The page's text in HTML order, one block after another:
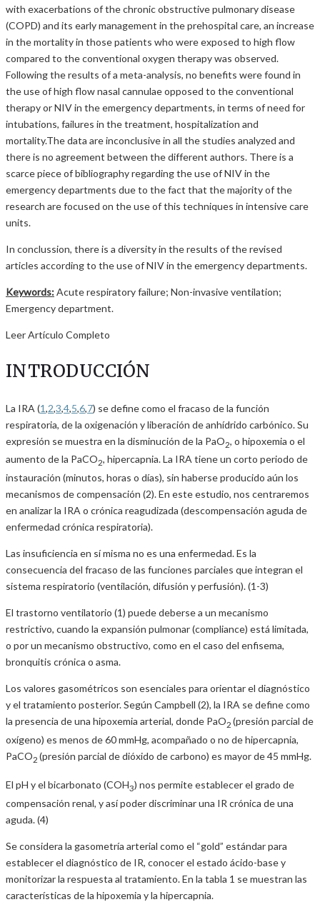
with exacerbations of the chronic obstructive pulmonary disease
(COPD) and its early management in the prehospital care, an increase
in the mortality in those patients who were exposed to high flow
compared to the conventional oxygen therapy was observed.
Following the results of a meta-analysis, no benefits were found in
the use of high flow nasal cannulae opposed to the conventional
therapy or NIV in the emergency departments, in terms of need for
intubations, failures in the treatment, hospitalization and
mortality.The data are inconclusive in all the studies analyzed and
there is no agreement between the different authors. There is a
scarce piece of bibliography regarding the use of NIV in the
emergency departments due to the fact that the majority of the
research are focused on the use of this techniques in intensive care
units.
In conclussion, there is a diversity in the results of the revised
articles according to the use of NIV in the emergency departments.
Keywords:Acute respiratory failure; Non-invasive ventilation;
Emergency department.
Leer Artículo Completo
INTRODUCCIÓN
La IRA (1,2,3,4,5,6,7) se define como el fracaso de la función
respiratoria, de la oxigenación y liberación de anhídrido carbónico. Su
expresión se muestra en la disminución de la PaO2, o hipoxemia o el
aumento de la PaCO2, hipercapnia. La IRA tiene un corto periodo de
instauración (minutos, horas o días), sin haberse producido aún los
mecanismos de compensación (2). En este estudio, nos centraremos
en analizar la IRA o crónica reagudizada (descompensación aguda de
enfermedad crónica respiratoria).
Las insuficiencia en sí misma no es una enfermedad. Es la
consecuencia del fracaso de las funciones parciales que integran el
sistema respiratorio (ventilación, difusión y perfusión). (1-3)
El trastorno ventilatorio (1) puede deberse a un mecanismo
restrictivo, cuando la expansión pulmonar (compliance) está limitada,
o por un mecanismo obstructivo, como en el caso del enfisema,
bronquitis crónica o asma.
Los valores gasométricos son esenciales para orientar el diagnóstico
y el tratamiento posterior. Según Campbell (2), la IRA se define como
la presencia de una hipoxemia arterial, donde PaO2 (presión parcial de
oxígeno) es menos de 60 mmHg, acompañado o no de hipercapnia,
PaCO2 (presión parcial de dióxido de carbono) es mayor de 45 mmHg.
El pH y el bicarbonato (COH3) nos permite establecer el grado de
compensación renal, y así poder discriminar una IR crónica de una
aguda. (4)
Se considera la gasometría arterial como el “gold” estándar para
establecer el diagnóstico de IR, conocer el estado ácido-base y
monitorizar la respuesta al tratamiento. En la tabla 1 se muestran las
características de la hipoxemia y la hipercapnia.